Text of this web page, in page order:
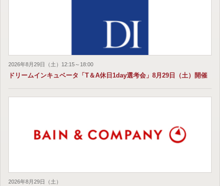
2026年8月29日（土）12:15～18:00
ドリームインキュベータ「T＆A休日1day選考会」8月29日（土）開催
2026年8月29日（土）